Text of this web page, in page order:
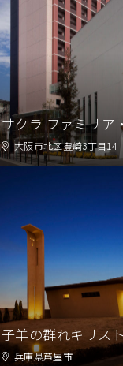
サクラ ファミリア
大阪市北区豊崎3丁目14
子羊の群れキリス
兵庫県芦屋市